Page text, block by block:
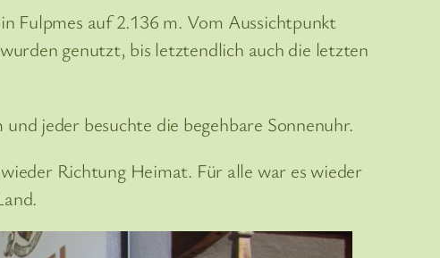
Fulpmes auf 2.136 m. Vom Aussichtpunkt
genutzt, bis letztendlich auch die letzten
jeder besuchte die begehbare Sonnenuhr.
Richtung Heimat. Für alle war es wieder